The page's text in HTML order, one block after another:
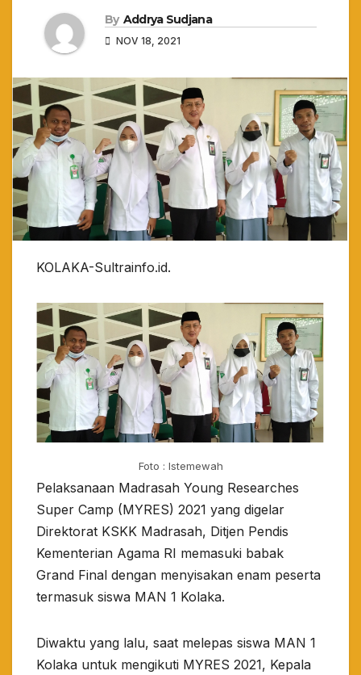
By Addrya Sudjana
NOV 18, 2021
KOLAKA-Sultrainfo.id.
Foto : Istemewah
Pelaksanaan Madrasah Young Researches
Super Camp (MYRES) 2021 yang digelar
Direktorat KSKK Madrasah, Ditjen Pendis
Kementerian Agama RI memasuki babak
Grand Final dengan menyisakan enam peserta
termasuk siswa MAN 1 Kolaka.
Diwaktu yang lalu, saat melepas siswa MAN 1
Kolaka untuk mengikuti MYRES 2021, Kepala